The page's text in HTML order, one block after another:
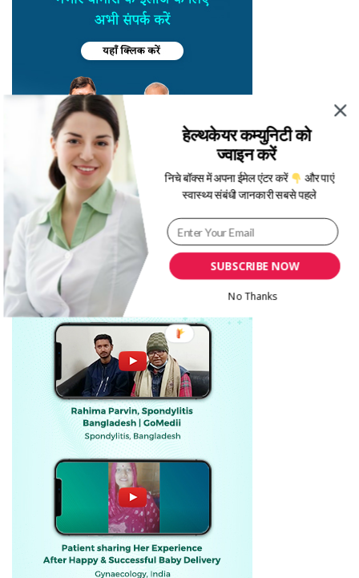
SUBSCRIBE NOW
हेल्थकेयर कम्युनिटी को
ज्वाइन करें
निचे बॉक्स में अपना ईमेल एंटर करें
और पाएं
स्वास्थ्य संबंधी जानकारी सबसे पहले
No Thanks